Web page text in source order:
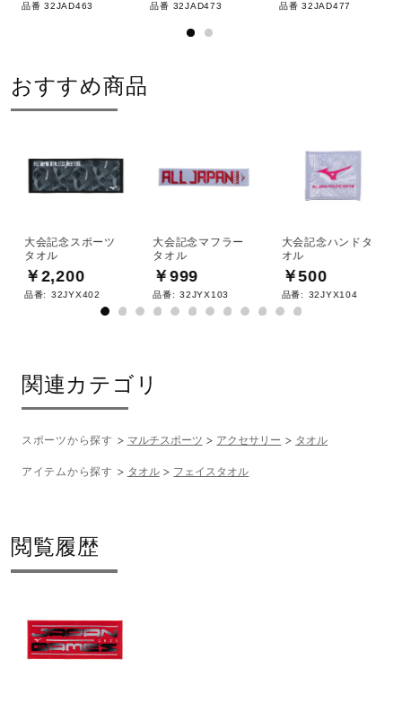
品番 32JAD463 品番 32JAD473 品番 32JAD477
おすすめ商品
大会記念スポーツ
タオル
￥2,200
品番: 32JYX402
大会記念マフラー
タオル
￥999
品番: 32JYX103
大会記念ハンドタ
オル
￥500
品番: 32JYX104
関連カテゴリ
スポーツから探す マルチスポーツ アクセサリー タオル
アイテムから探す タオル フェイスタオル
閲覧履歴